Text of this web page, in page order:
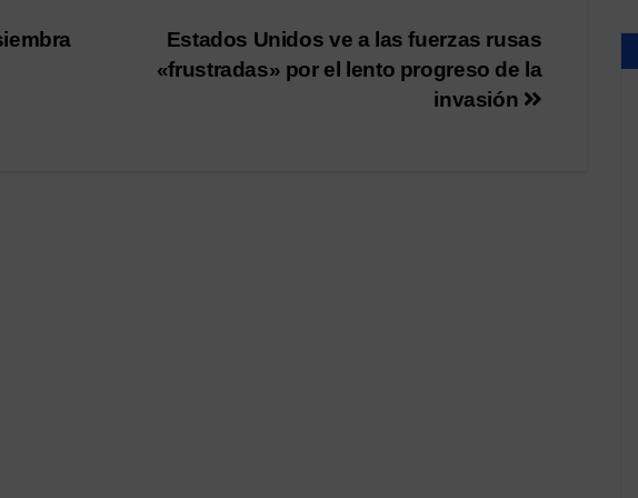
Estados Unidos ve a las fuerzas rusas
«frustradas» por el lento progreso de la
invasión